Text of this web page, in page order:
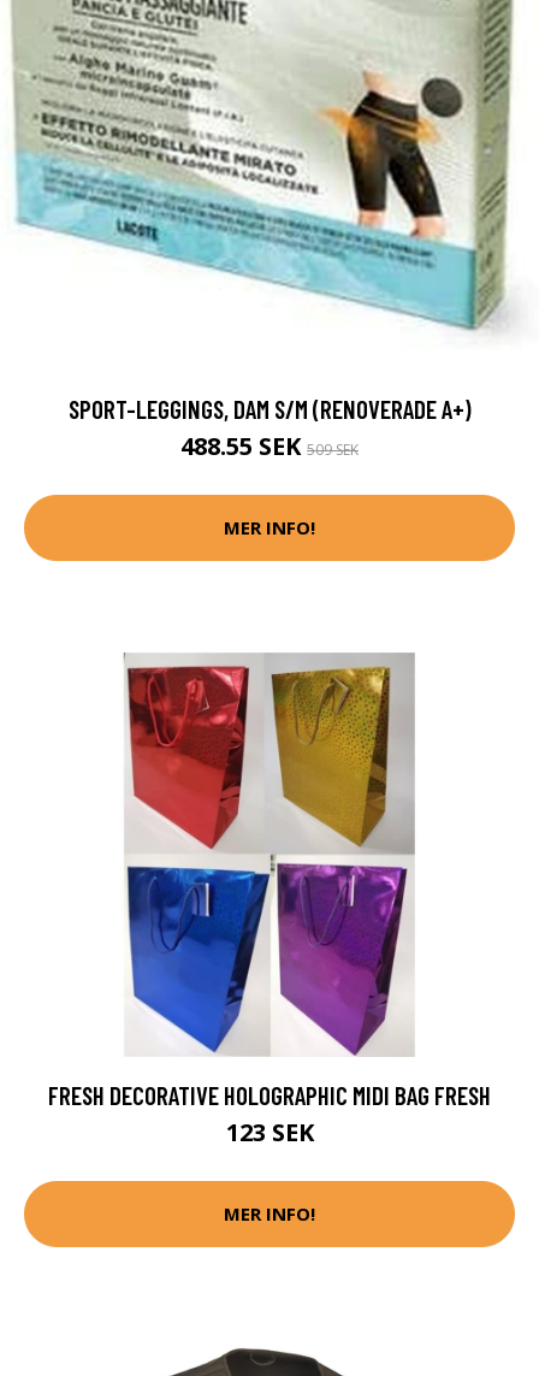
SPORT-LEGGINGS, DAM S/M (RENOVERADE A+)
488.55 SEK 509 SEK
MER INFO!
FRESH DECORATIVE HOLOGRAPHIC MIDI BAG FRESH
123 SEK
MER INFO!